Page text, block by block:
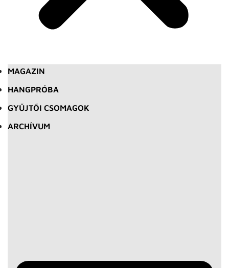
MAGAZIN
HANGPRÓBA
GYŰJTŐI CSOMAGOK
ARCHÍVUM